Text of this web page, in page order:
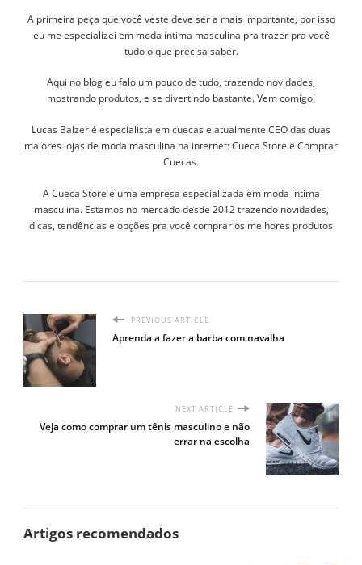
A primeira peça que você veste deve ser a mais importante, por isso
eu me especializei em moda íntima masculina pra trazer pra você
tudo o que precisa saber.
Aqui no blog eu falo um pouco de tudo, trazendo novidades,
mostrando produtos, e se divertindo bastante. Vem comigo!
Lucas Balzer é especialista em cuecas e atualmente CEO das duas
maiores lojas de moda masculina na internet: Cueca Store e Comprar
Cuecas.
A Cueca Store é uma empresa especializada em moda íntima
masculina. Estamos no mercado desde 2012 trazendo novidades,
dicas, tendências e opções pra você comprar os melhores produtos
PREVIOUS ARTICLE
Aprenda a fazer a barba com navalha
NEXT ARTICLE
Veja como comprar um tênis masculino e não
errar na escolha
Artigos recomendados